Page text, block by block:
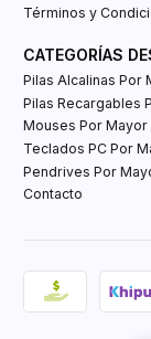
Términos y
CATEGORÍAS
Pilas Alcalinas Por
Pilas Recargables
Mouses Por Mayor
Teclados PC Por
Pendrives Por
Contacto